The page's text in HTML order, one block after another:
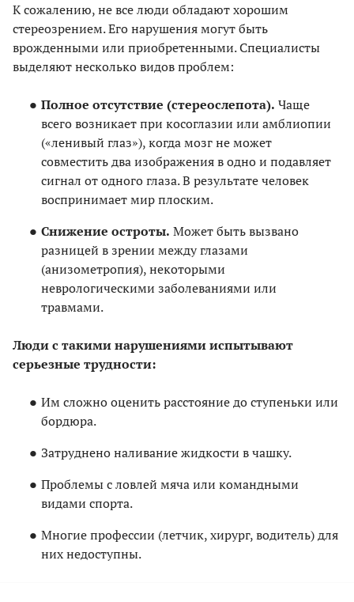
К сожалению, не все люди обладают хорошим
стереозрением. Его нарушения могут быть
врожденными или приобретенными. Специалисты
выделяют несколько видов проблем:
Полное отсутствие (стереослепота). Чаще
всего возникает при косоглазии или амблиопии
(«ленивый глаз»), когда мозг не может
совместить два изображения в одно и подавляет
сигнал от одного глаза. В результате человек
воспринимает мир плоским.
Снижение остроты. Может быть вызвано
разницей в зрении между глазами
(анизометропия), некоторыми
неврологическими заболеваниями или
травмами.
Люди с такими нарушениями испытывают
серьезные трудности:
Им сложно оценить расстояние до ступеньки или
бордюра.
Затруднено наливание жидкости в чашку.
Проблемы с ловлей мяча или командными
видами спорта.
Многие профессии (летчик, хирург, водитель) для
них недоступны.